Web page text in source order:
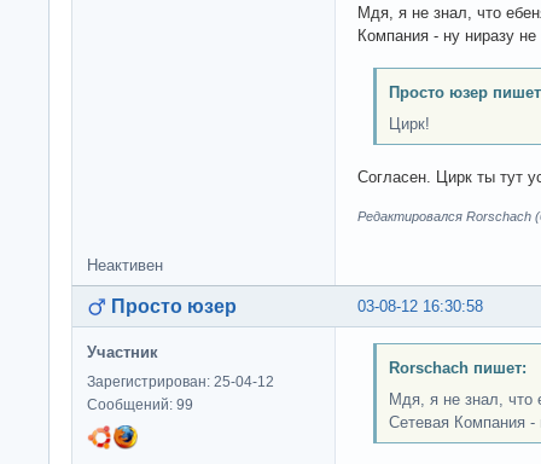
Мдя, я не знал, что
Компания - ну ниразу не
Просто юзер
Цирк!
Согласен. Цирк ты тут
Редактировался Rorschach
Неактивен
03-08-12 16:30:58
Просто юзер
Участник
Зарегистрирован: 25-04-12
Сообщений: 99
Rorschach пишет:
Мдя, я не знал, что
Сетевая Компания -